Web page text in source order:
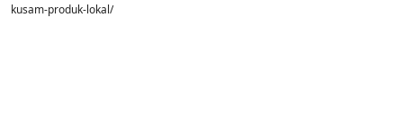
kusam-produk-lokal/